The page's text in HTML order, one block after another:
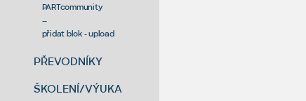
PARTcommunity
--
přidat blok - upload
PŘEVODNÍKY
ŠKOLENÍ/VÝUKA